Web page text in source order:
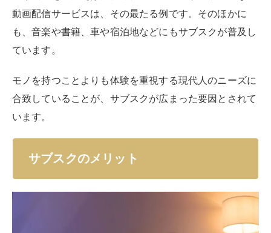
サブスクを使うことには、どのようなメリットがあるの
でしょうか。ここでは、4つのメリットについて紹介し